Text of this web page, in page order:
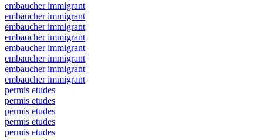
embaucher immigrant
embaucher immigrant
embaucher immigrant
embaucher immigrant
embaucher immigrant
embaucher immigrant
embaucher immigrant
embaucher immigrant
permis etudes
permis etudes
permis etudes
permis etudes
permis etudes